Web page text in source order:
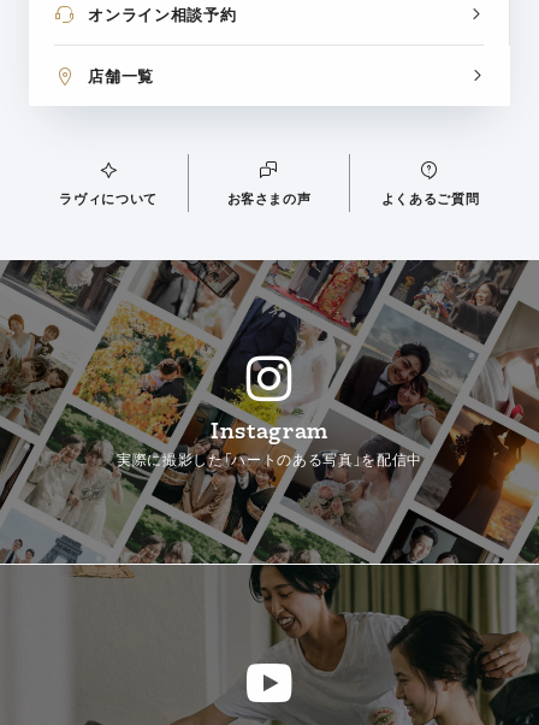
オンライン相談予約
店舗一覧
ラヴィについて お客さまの声 よくあるご質問
Instagram
実際に撮影した「ハートのある写真」を配信中